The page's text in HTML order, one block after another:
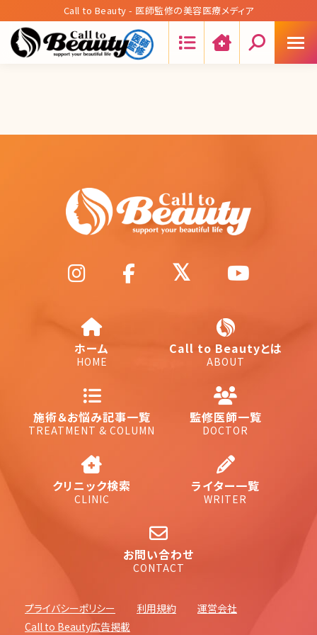
Call to Beauty - 医師監修の美容医療メディア
ホーム
HOME
Call to Beautyとは
ABOUT
施術＆お悩み記事一覧
TREATMENT & COLUMN
監修医師一覧
DOCTOR
クリニック検索
CLINIC
ライター一覧
WRITER
お問い合わせ
CONTACT
プライバシーポリシー 利用規約
運営会社
Call to Beauty広告掲載